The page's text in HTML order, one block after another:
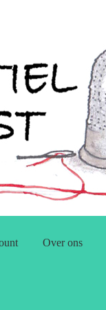
Over ons